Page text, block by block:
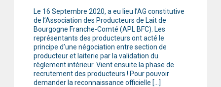
Le 16 Septembre 2020, a eu lieu l’AG constitutive
de l’Association des Producteurs de Lait de
Bourgogne Franche-Comté (APL BFC). Les
représentants des producteurs ont acté le
principe d’une négociation entre section de
producteur et laiterie par la validation du
règlement intérieur. Vient ensuite la phase de
recrutement des producteurs ! Pour pouvoir
demander la reconnaissance officielle […]